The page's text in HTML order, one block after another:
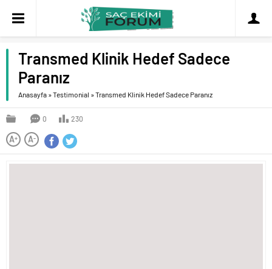
Transmed Klinik Hedef Sadece
Paranız
Anasayfa »Testimonial »Transmed Klinik Hedef Sadece Paranız
0 230
A+ A-